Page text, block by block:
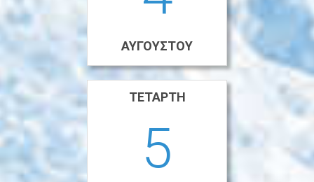
ΑΥΓΟΎΣΤΟΥ
ΤΕΤΆΡΤΗ
5